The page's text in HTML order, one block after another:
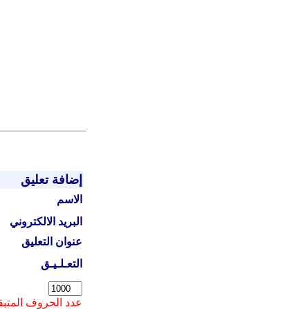
إضافة تعليق
الاسم
البريد الالكتروني
عنوان التعليق
التعـلـيـق
عدد الحروف